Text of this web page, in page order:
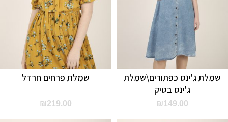
שמלת פרחים חרדל
₪219.00
שמלת ג'ינס כפתורים\שמלת
ג'ינס בטיק
₪149.00